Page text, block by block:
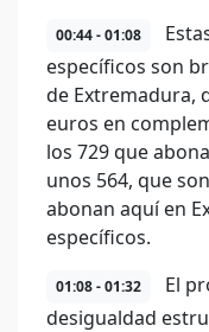
00:44 - 01:08
específicos son
de Extremadura,
euros en
los 729 que
unos 564, que
abonan aquí en
específicos.
01:08 - 01:32
El
desigualdad